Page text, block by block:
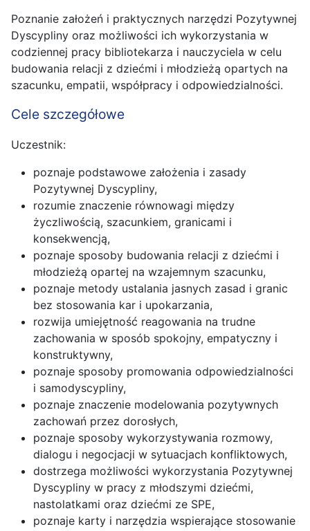
Poznanie założeń i praktycznych narzędzi Pozytywnej
Dyscypliny oraz możliwości ich wykorzystania w
codziennej pracy bibliotekarza i nauczyciela w celu
budowania relacji z dziećmi i młodzieżą opartych na
szacunku, empatii, współpracy i odpowiedzialności.
Cele szczegółowe
Uczestnik:
poznaje podstawowe założenia i zasady
Pozytywnej Dyscypliny,
rozumie znaczenie równowagi między
życzliwością, szacunkiem, granicami i
konsekwencją,
poznaje sposoby budowania relacji z dziećmi i
młodzieżą opartej na wzajemnym szacunku,
poznaje metody ustalania jasnych zasad i granic
bez stosowania kar i upokarzania,
rozwija umiejętność reagowania na trudne
zachowania w sposób spokojny, empatyczny i
konstruktywny,
poznaje sposoby promowania odpowiedzialności
i samodyscypliny,
poznaje znaczenie modelowania pozytywnych
zachowań przez dorosłych,
poznaje sposoby wykorzystywania rozmowy,
dialogu i negocjacji w sytuacjach konfliktowych,
dostrzega możliwości wykorzystania Pozytywnej
Dyscypliny w pracy z młodszymi dziećmi,
nastolatkami oraz dziećmi ze SPE,
poznaje karty i narzędzia wspierające stosowanie